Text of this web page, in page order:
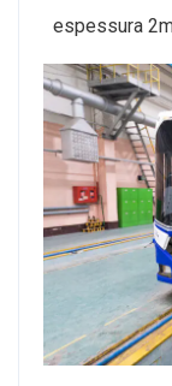
espessura